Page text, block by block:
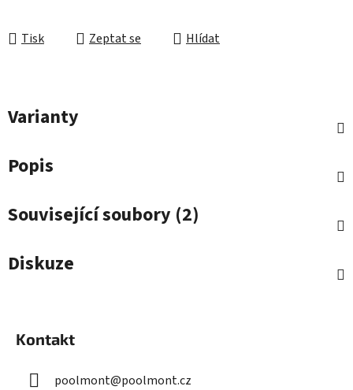
Tisk
Zeptat se Hlídat
Varianty
Popis
Související soubory (2)
Diskuze
Kontakt
poolmont@poolmont.cz